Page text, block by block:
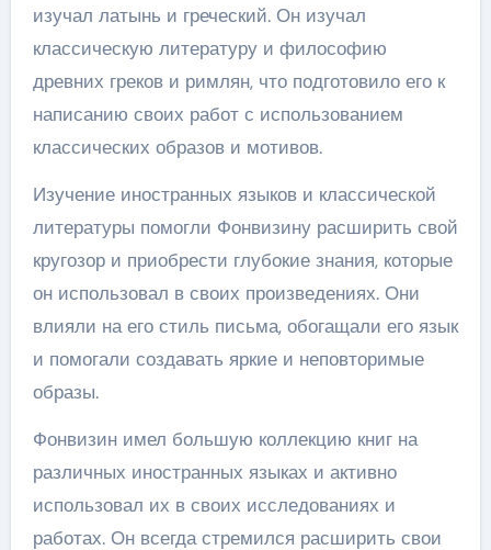
изучал латынь и греческий. Он изучал
классическую литературу и философию
древних греков и римлян, что подготовило его к
написанию своих работ с использованием
классических образов и мотивов.
Изучение иностранных языков и классической
литературы помогли Фонвизину расширить свой
кругозор и приобрести глубокие знания, которые
он использовал в своих произведениях. Они
влияли на его стиль письма, обогащали его язык
и помогали создавать яркие и неповторимые
образы.
Фонвизин имел большую коллекцию книг на
различных иностранных языках и активно
использовал их в своих исследованиях и
работах. Он всегда стремился расширить свои